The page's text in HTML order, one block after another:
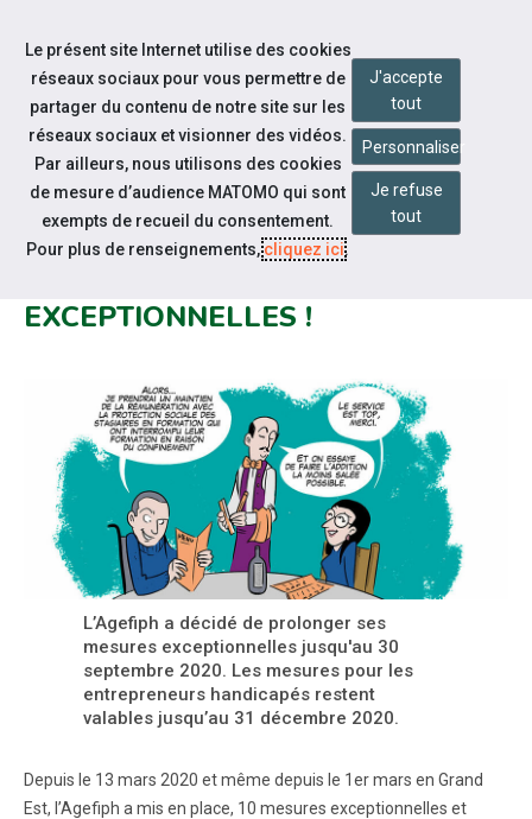
Aller au contenu
Nos actualités
L’AGEFIPH A DÉCIDÉ DE
EXCEPTIONNELLES !
L’Agefiph a décidé de prolonger ses
mesures exceptionnelles jusqu'au 30
septembre 2020. Les mesures pour les
entrepreneurs handicapés restent
valables jusqu’au 31 décembre 2020.
Depuis le 13 mars 2020 et même depuis le 1er mars en Grand
Est, l’Agefiph a mis en place, 10 mesures exceptionnelles et
Le présent site Internet utilise des cookies
réseaux sociaux pour vous permettre de
partager du contenu de notre site sur les
réseaux sociaux et visionner des vidéos.
Par ailleurs, nous utilisons des cookies
de mesure d’audience MATOMO qui sont
exempts de recueil du consentement.
Pour plus de renseignements,cliquez ici.
J'accepte
tout
Personnaliser
Je refuse
tout